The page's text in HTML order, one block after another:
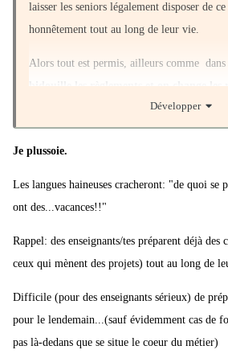
laisser les seniors légalement disposer de
honnêtement tout au long de leur vie.
Alors tout est permis, ailleurs comme dans
bidouille les règlements et on change les
carrière ce qui est tout bonnement
plan une partie des ex instituteurs qui
égaux que les autres…
Les conditions d'exercice évoluent au gré
hiérarchie et de nos ministres et de l'air du
enseigner sur les huit classes maternelles
mobile sur un contexte de sables mouvants,
ce pas?
Développer
Je plussoie.
Les langues haineuses cracheront: "de quoi se
ont des...vacances!!"
Rappel: des enseignants/tes préparent déjà
ceux qui mènent des projets) tout au long de
Difficile (pour des enseignants sérieux) de
pour le lendemain...(sauf évidemment cas de
pas là-dedans que se situe le coeur du métier)